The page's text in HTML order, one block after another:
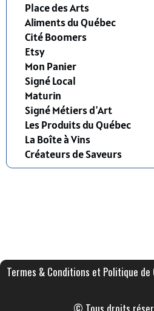
Place des Arts
Aliments du Québec
Cité Boomers
Etsy
Mon Panier
Signé Local
Maturin
Signé Métiers d'Art
Les Produits du Québec
La Boîte à Vins
Créateurs de Saveurs
Termes & Conditions et Politique